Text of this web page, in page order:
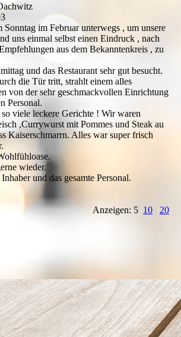
Sonntag im Februar unterwegs , um unsere
uns einmal selbst einen Eindruck , nach
aus dem Bekanntenkreis , zu
und das Restaurant sehr gut besucht.
die Tür tritt, strahlt einem alles
von der sehr geschmackvollen Einrichtung
Personal.
viele leckere Gerichte ! Wir waren
,Currywurst mit Pommes und Steak au
Kaiserschmarrn. Alles war super frisch
wieder.
und das gesamte Personal.
Anzeigen: 5 10 20